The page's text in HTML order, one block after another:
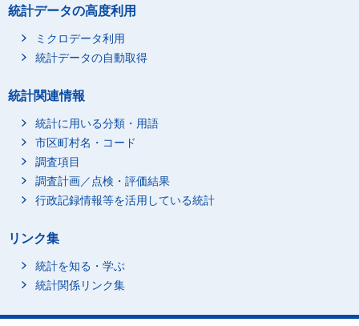
統計データの高度利用
ミクロデータ利用
統計データの自動取得
統計関連情報
統計に用いる分類・用語
市区町村名・コード
調査項目
調査計画／点検・評価結果
行政記録情報等を活用している統計
リンク集
統計を知る・学ぶ
統計関係リンク集